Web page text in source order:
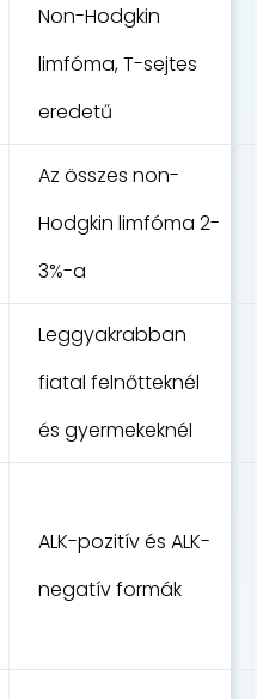
Non-Hodgkin
limfóma, T-sejtes
eredetű
Az összes non-
Hodgkin limfóma 2-
3%-a
Leggyakrabban
fiatal felnőtteknél
és gyermekeknél
ALK-pozitív és ALK-
negatív formák